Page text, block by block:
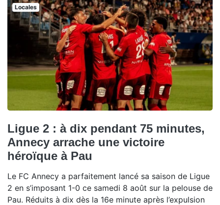
Locales
Ligue 2 : à dix pendant 75 minutes,
Annecy arrache une victoire
héroïque à Pau
Le FC Annecy a parfaitement lancé sa saison de Ligue
2 en s’imposant 1-0 ce samedi 8 août sur la pelouse de
Pau. Réduits à dix dès la 16e minute après l’expulsion